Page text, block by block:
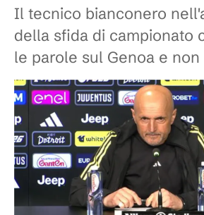
Il tecnico bianconero
della sfida di campionato
le parole sul Genoa e non